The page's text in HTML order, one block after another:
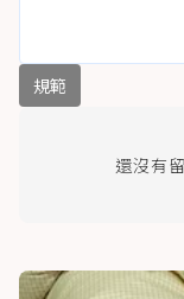
規範
還沒有